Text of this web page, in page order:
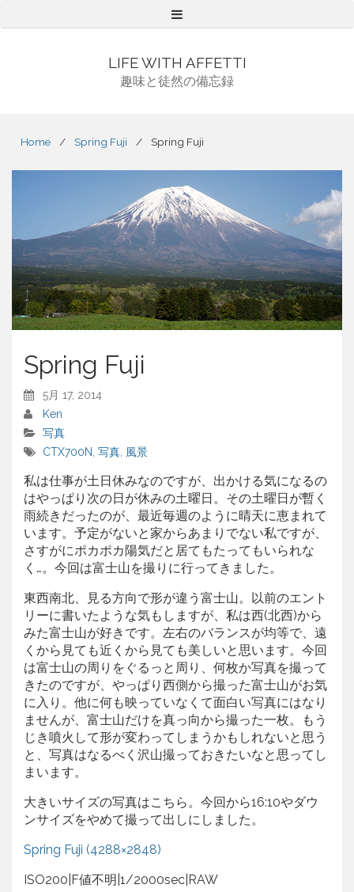
Menu
LIFE WITH AFFETTI
趣味と徒然の備忘録
Home / Spring Fuji / Spring Fuji
Spring Fuji
5月 17, 2014
Ken
写真
CTX700N 写真 風景
私は仕事が土日休みなのですが、出かける気になるの
はやっぱり次の日が休みの土曜日。その土曜日が暫く
雨続きだったのが、最近毎週のように晴天に恵まれて
います。予定がないと家からあまりでない私ですが、
さすがにポカポカ陽気だと居てもたってもいられな
く…。今回は富士山を撮りに行ってきました。
東西南北、見る方向で形が違う富士山。以前のエント
リーに書いたような気もしますが、私は西(北西)から
みた富士山が好きです。左右のバランスが均等で、遠
くから見ても近くから見ても美しいと思います。今回
は富士山の周りをぐるっと周り、何枚か写真を撮って
きたのですが、やっぱり西側から撮った富士山がお気
に入り。他に何も映っていなくて面白い写真にはなり
ませんが、富士山だけを真っ向から撮った一枚。もう
じき噴火して形が変わってしまうかもしれないと思う
と、写真はなるべく沢山撮っておきたいなと思ってし
まいます。
大きいサイズの写真はこちら。今回から16:10やダウ
ンサイズをやめて撮って出しにしました。
Spring Fuji (4288×2848)
ISO200|F値不明|1/2000sec|RAW